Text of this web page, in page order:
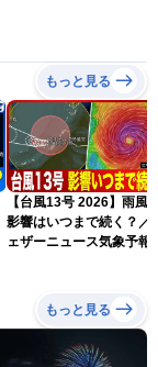
もっと見る
【台風13号 2026】雨風
影響はいつまで続く？／
ェザーニュース気象予報
もっと見る